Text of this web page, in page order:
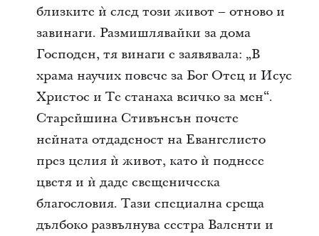
близките ѝ след този живот – отново и
завинаги. Размишлявайки за дома
Господен, тя винаги е заявявала: „В
храма научих повече за Бог Отец и Исус
Христос и Те станаха всичко за мен“.
Старейшина Стивънсън почете
нейната отдаденост на Евангелието
през целия ѝ живот, като ѝ поднесе
цветя и ѝ даде свещеническа
благословия. Тази специална среща
дълбоко развълнува сестра Валенти и